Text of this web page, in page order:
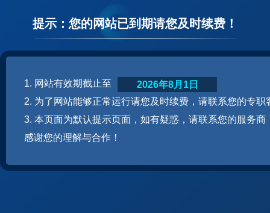
提示：您的网站已到期请您及时续费！
1. 网站有效期截止至
2. 为了网站能够正常运行请您及时续费，请联系您的专职
3. 本页面为默认提示页面，如有疑惑，请联系您的服务商
感谢您的理解与合作！
2026年8月1日